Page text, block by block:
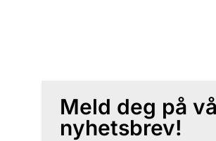
Meld deg på
nyhetsbrev!